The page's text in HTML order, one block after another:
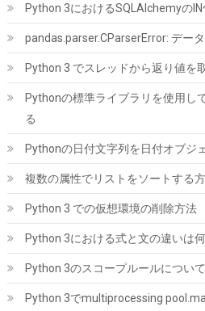
M.2 2280mm SSD両面ヒートシンク、
ンパッド付きM.2 PCIE NVMe SSD (銀
(5441953) GBP 4.81 (2026-
こちら)
Biwin NV7400 1TB SSD NVMe2.0 M.2
久 PS5/PS5 Pro動作確認済み メーカ
Python 3におけるSQLAlchemyのIN
pandas.parser.CParserError: デー
Python 3 でスレッドから返り値を
Pythonの標準ライブラリを使用し
る
Pythonの日付文字列を日付オブジ
複数の属性でリストをソートする
Python 3 での仮想環境の削除方法
Python 3における式と文の違いは
Python 3のスコープルールについ
Python 3でmultiprocessing